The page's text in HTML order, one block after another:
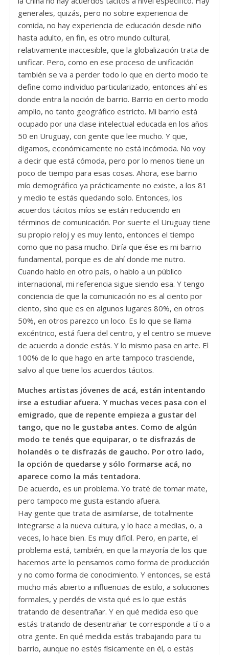
generales, quizás, pero no sobre experiencia de
comida, no hay experiencia de educación desde niño
hasta adulto, en fin, es otro mundo cultural,
relativamente inaccesible, que la globalización trata de
unificar. Pero, como en ese proceso de unificación
también se va a perder todo lo que en cierto modo te
define como individuo particularizado, entonces ahí es
donde entra la noción de barrio. Barrio en cierto modo
amplio, no tanto geográfico estricto. Mi barrio está
ocupado por una clase intelectual educada en los años
50 en Uruguay, con gente que lee mucho. Y que,
digamos, económicamente no está incómoda. No voy
a decir que está cómoda, pero por lo menos tiene un
poco de tiempo para esas cosas. Ahora, ese barrio
mío demográfico ya prácticamente no existe, a los 81
y medio te estás quedando solo. Entonces, los
acuerdos tácitos míos se están reduciendo en
términos de comunicación. Por suerte el Uruguay tiene
su propio reloj y es muy lento, entonces el tiempo
como que no pasa mucho. Diría que ése es mi barrio
fundamental, porque es de ahí donde me nutro.
Cuando hablo en otro país, o hablo a un público
internacional, mi referencia sigue siendo esa. Y tengo
conciencia de que la comunicación no es al ciento por
ciento, sino que es en algunos lugares 80%, en otros
50%, en otros parezco un loco. Es lo que se llama
excéntrico, está fuera del centro, y el centro se mueve
de acuerdo a donde estás. Y lo mismo pasa en arte. El
100% de lo que hago en arte tampoco trasciende,
salvo al que tiene los acuerdos tácitos.
Muches artistas jóvenes de acá, están intentando
irse a estudiar afuera. Y muchas veces pasa con el
emigrado, que de repente empieza a gustar del
tango, que no le gustaba antes. Como de algún
modo te tenés que equiparar, o te disfrazás de
holandés o te disfrazás de gaucho. Por otro lado,
la opción de quedarse y sólo formarse acá, no
aparece como la más tentadora.
De acuerdo, es un problema. Yo traté de tomar mate,
pero tampoco me gusta estando afuera.
Hay gente que trata de asimilarse, de totalmente
integrarse a la nueva cultura, y lo hace a medias, o, a
veces, lo hace bien. Es muy difícil. Pero, en parte, el
problema está, también, en que la mayoría de los que
hacemos arte lo pensamos como forma de producción
y no como forma de conocimiento. Y entonces, se está
mucho más abierto a influencias de estilo, a soluciones
formales, y perdés de vista qué es lo que estás
tratando de desentrañar. Y en qué medida eso que
estás tratando de desentrañar te corresponde a tí o a
otra gente. En qué medida estás trabajando para tu
barrio, aunque no estés físicamente en él, o estás